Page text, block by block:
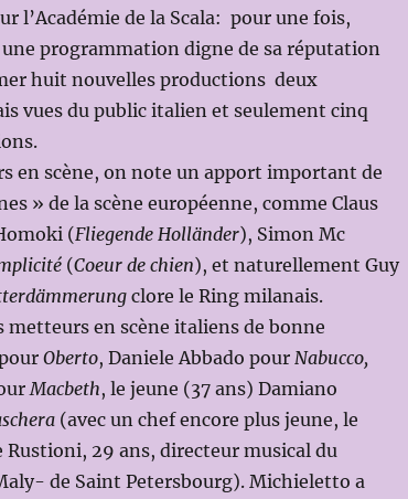
l’Académie de la Scala: pour une fois,
une programmation digne de sa réputation
huit nouvelles productions deux
vues du public italien et seulement cinq
en scène, on note un apport important de
» de la scène européenne, comme Claus
(Fliegende Holländer), Simon Mc
(Coeur de chien), et naturellement Guy
clore le Ring milanais.
metteurs en scène italiens de bonne
Oberto, Daniele Abbado pour Nabucco,
Macbeth, le jeune (37 ans) Damiano
(avec un chef encore plus jeune, le
29 ans, directeur musical du
de Saint Petersbourg). Michieletto a